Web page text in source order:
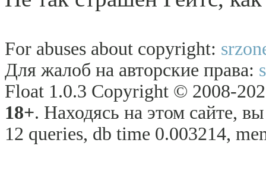
For abuses about copyright:
Для жалоб на авторские права:
Float 1.0.3 Copyright © 2008-
18+. Находясь на этом сайте,
12 queries, db time 0.003214,